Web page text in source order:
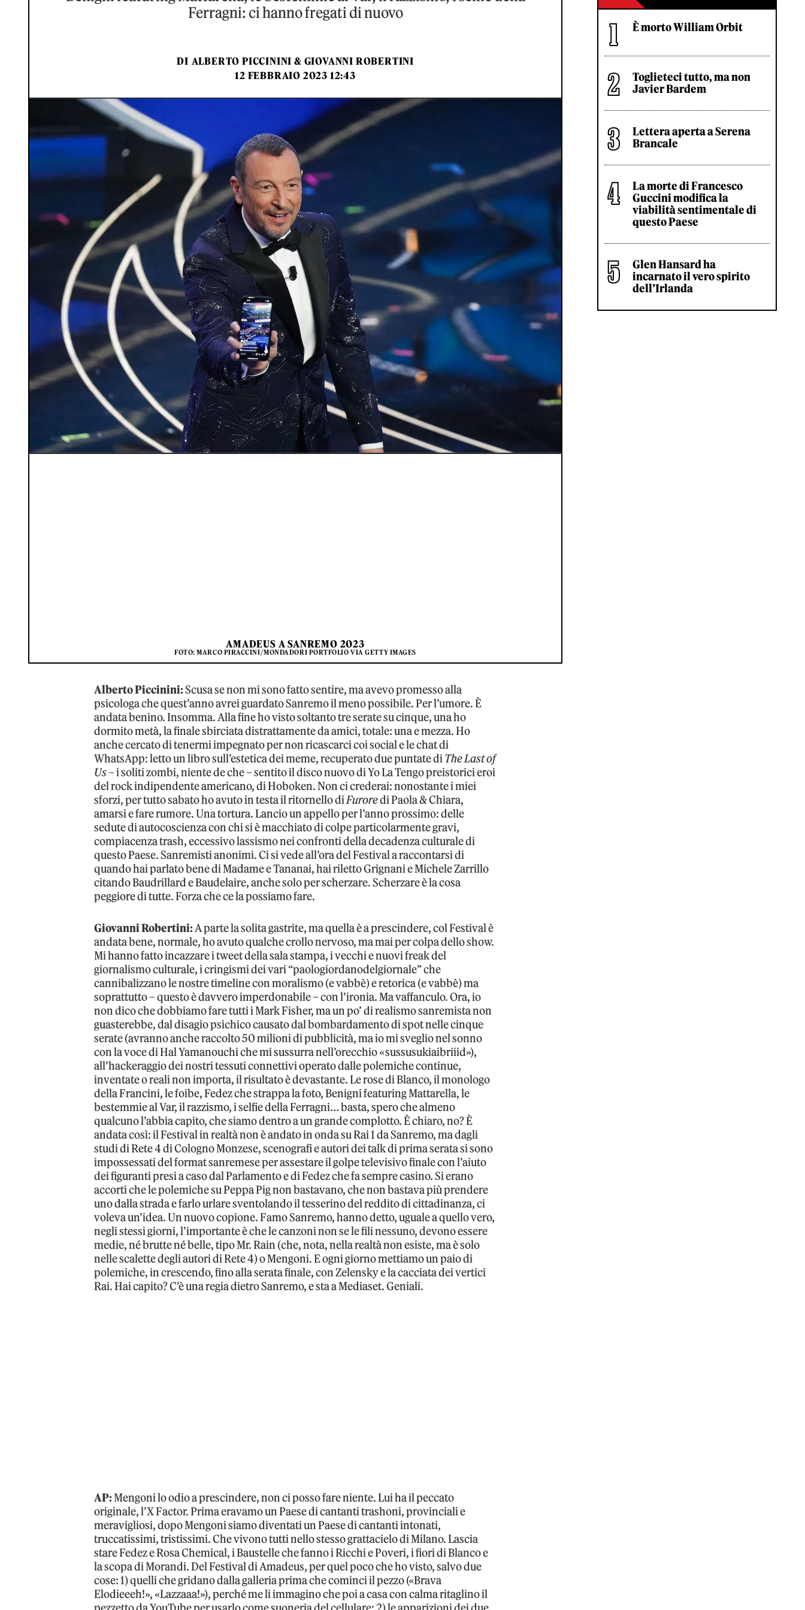
Ferragni: ci hanno fregati di nuovo
DI ALBERTO PICCININI & GIOVANNI ROBERTINI
12 FEBBRAIO 2023 12:43
AMADEUS A SANREMO 2023
FOTO: MARCO PIRACCINI/MONDADORI PORTFOLIO VIA GETTY IMAGES
Alberto Piccinini:Scusa se non mi sono fatto sentire, ma avevo promesso alla
psicologa che quest’anno avrei guardato Sanremo il meno possibile. Per l’umore. È
andata benino. Insomma. Alla fine ho visto soltanto tre serate su cinque, una ho
dormito metà, la finale sbirciata distrattamente da amici, totale: una e mezza. Ho
anche cercato di tenermi impegnato per non ricascarci coi social e le chat di
WhatsApp: letto un libro sull’estetica dei meme, recuperato due puntate diThe Last of
Us– i soliti zombi, niente de che – sentito il disco nuovo di Yo La Tengo preistorici eroi
del rock indipendente americano, di Hoboken. Non ci crederai: nonostante i miei
sforzi, per tutto sabato ho avuto in testa il ritornello diFuroredi Paola & Chiara,
amarsi e fare rumore. Una tortura. Lancio un appello per l’anno prossimo: delle
sedute di autocoscienza con chi si è macchiato di colpe particolarmente gravi,
compiacenza trash, eccessivo lassismo nei confronti della decadenza culturale di
questo Paese. Sanremisti anonimi. Ci si vede all’ora del Festival a raccontarsi di
quando hai parlato bene di Madame e Tananai, hai riletto Grignani e Michele Zarrillo
citando Baudrillard e Baudelaire, anche solo per scherzare. Scherzare è la cosa
peggiore di tutte. Forza che ce la possiamo fare.
Giovanni Robertini:A parte la solita gastrite, ma quella è a prescindere, col Festival è
andata bene, normale, ho avuto qualche crollo nervoso, ma mai per colpa dello show.
Mi hanno fatto incazzare i tweet della sala stampa, i vecchi e nuovi freak del
giornalismo culturale, i cringismi dei vari “paologiordanodelgiornale” che
cannibalizzano le nostre timeline con moralismo (e vabbè) e retorica (e vabbè) ma
soprattutto – questo è davvero imperdonabile – con l’ironia. Ma vaffanculo. Ora, io
non dico che dobbiamo fare tutti i Mark Fisher, ma un po’ di realismo sanremista non
guasterebbe, dal disagio psichico causato dal bombardamento di spot nelle cinque
serate (avranno anche raccolto 50 milioni di pubblicità, ma io mi sveglio nel sonno
con la voce di Hal Yamanouchi che mi sussurra nell’orecchio «sussusukiaibriiid»),
all’hackeraggio dei nostri tessuti connettivi operato dalle polemiche continue,
inventate o reali non importa, il risultato è devastante. Le rose di Blanco, il monologo
della Francini, le foibe, Fedez che strappa la foto, Benigni featuring Mattarella, le
bestemmie al Var, il razzismo, i selfie della Ferragni… basta, spero che almeno
qualcuno l’abbia capito, che siamo dentro a un grande complotto. È chiaro, no? È
andata così: il Festival in realtà non è andato in onda su Rai 1 da Sanremo, ma dagli
studi di Rete 4 di Cologno Monzese, scenografi e autori dei talk di prima serata si sono
impossessati del format sanremese per assestare il golpe televisivo finale con l’aiuto
dei figuranti presi a caso dal Parlamento e di Fedez che fa sempre casino. Si erano
accorti che le polemiche su Peppa Pig non bastavano, che non bastava più prendere
uno dalla strada e farlo urlare sventolando il tesserino del reddito di cittadinanza, ci
voleva un’idea. Un nuovo copione. Famo Sanremo, hanno detto, uguale a quello vero,
negli stessi giorni, l’importante è che le canzoni non se le fili nessuno, devono essere
medie, né brutte né belle, tipo Mr. Rain (che, nota, nella realtà non esiste, ma è solo
nelle scalette degli autori di Rete 4) o Mengoni. E ogni giorno mettiamo un paio di
polemiche, in crescendo, fino alla serata finale, con Zelensky e la cacciata dei vertici
Rai. Hai capito? C’è una regia dietro Sanremo, e sta a Mediaset. Geniali.
AP:Mengoni lo odio a prescindere, non ci posso fare niente. Lui ha il peccato
originale, l’X Factor. Prima eravamo un Paese di cantanti trashoni, provinciali e
meravigliosi, dopo Mengoni siamo diventati un Paese di cantanti intonati,
truccatissimi, tristissimi. Che vivono tutti nello stesso grattacielo di Milano. Lascia
stare Fedez e Rosa Chemical, i Baustelle che fanno i Ricchi e Poveri, i fiori di Blanco e
la scopa di Morandi. Del Festival di Amadeus, per quel poco che ho visto, salvo due
cose: 1) quelli che gridano dalla galleria prima che cominci il pezzo («Brava
Elodieeeh!», «Lazzaaa!»), perché me li immagino che poi a casa con calma ritaglino il
È morto William Orbit
Toglieteci tutto, ma non
Javier Bardem
Lettera aperta a Serena
Brancale
La morte di Francesco
Guccini modifica la
viabilità sentimentale di
questo Paese
Glen Hansard ha
incarnato il vero spirito
dell’Irlanda